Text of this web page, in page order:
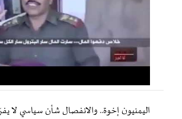
اليمنيون إخوة.. والانفصال شأن سياسي لا